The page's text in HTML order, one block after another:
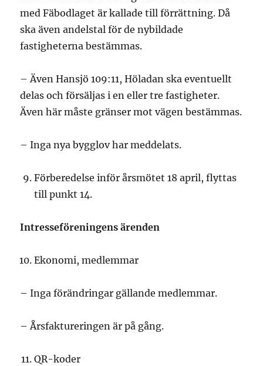
med Fäbodlaget är kallade till förrättning. Då
ska även andelstal för de nybildade
fastigheterna bestämmas.
– Även Hansjö 109:11, Höladan ska eventuellt
delas och försäljas i en eller tre fastigheter.
Även här måste gränser mot vägen bestämmas.
– Inga nya bygglov har meddelats.
Förberedelse inför årsmötet 18 april, flyttas
till punkt 14.
Intresseföreningens ärenden
Ekonomi, medlemmar
– Inga förändringar gällande medlemmar.
– Årsfaktureringen är på gång.
QR-koder